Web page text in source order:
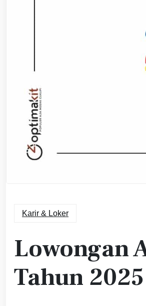
Karir & Loker
Lowongan
Tahun 2025